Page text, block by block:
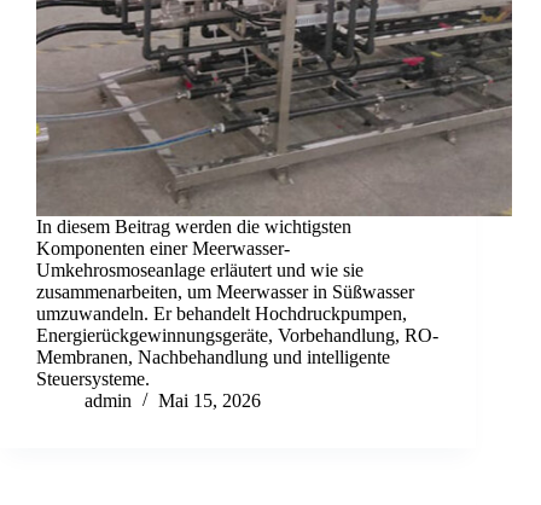
In diesem Beitrag werden die wichtigsten
Komponenten einer Meerwasser-
Umkehrosmoseanlage erläutert und wie sie
zusammenarbeiten, um Meerwasser in Süßwasser
umzuwandeln. Er behandelt Hochdruckpumpen,
Energierückgewinnungsgeräte, Vorbehandlung, RO-
Membranen, Nachbehandlung und intelligente
Steuersysteme.
admin
Mai 15, 2026